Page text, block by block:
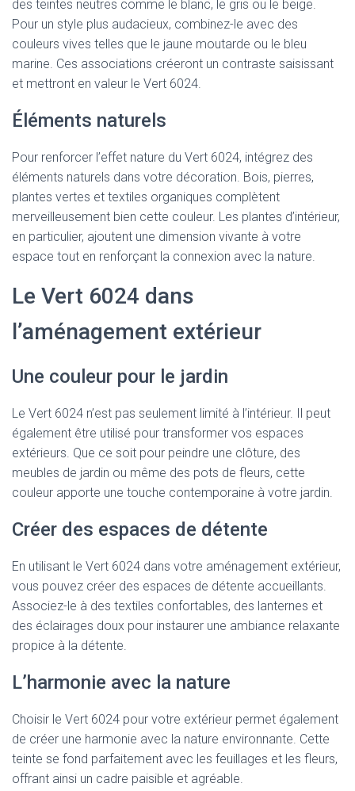
des teintes neutres comme le blanc, le gris ou le beige.
Pour un style plus audacieux, combinez-le avec des
couleurs vives telles que le jaune moutarde ou le bleu
marine. Ces associations créeront un contraste saisissant
et mettront en valeur le Vert 6024.
Éléments naturels
Pour renforcer l’effet nature du Vert 6024, intégrez des
éléments naturels dans votre décoration. Bois, pierres,
plantes vertes et textiles organiques complètent
merveilleusement bien cette couleur. Les plantes d’intérieur,
en particulier, ajoutent une dimension vivante à votre
espace tout en renforçant la connexion avec la nature.
Le Vert 6024 dans
l’aménagement extérieur
Une couleur pour le jardin
Le Vert 6024 n’est pas seulement limité à l’intérieur. Il peut
également être utilisé pour transformer vos espaces
extérieurs. Que ce soit pour peindre une clôture, des
meubles de jardin ou même des pots de fleurs, cette
couleur apporte une touche contemporaine à votre jardin.
Créer des espaces de détente
En utilisant le Vert 6024 dans votre aménagement extérieur,
vous pouvez créer des espaces de détente accueillants.
Associez-le à des textiles confortables, des lanternes et
des éclairages doux pour instaurer une ambiance relaxante
propice à la détente.
L’harmonie avec la nature
Choisir le Vert 6024 pour votre extérieur permet également
de créer une harmonie avec la nature environnante. Cette
teinte se fond parfaitement avec les feuillages et les fleurs,
offrant ainsi un cadre paisible et agréable.